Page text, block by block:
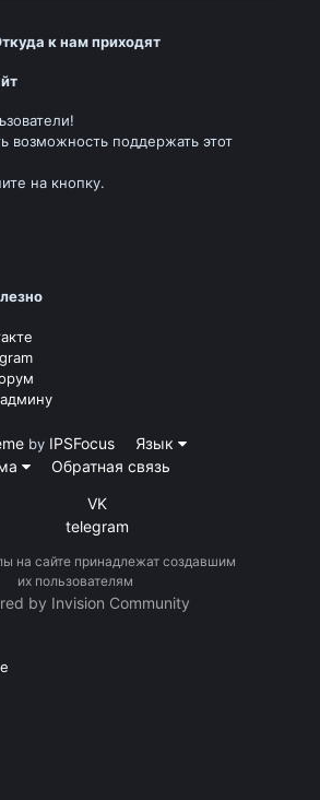
к нам приходят
возможность поддержать этот
на кнопку.
by IPSFocus
Язык
Обратная связь
VK
telegram
на сайте принадлежат создавшим
их пользователям
by Invision Community